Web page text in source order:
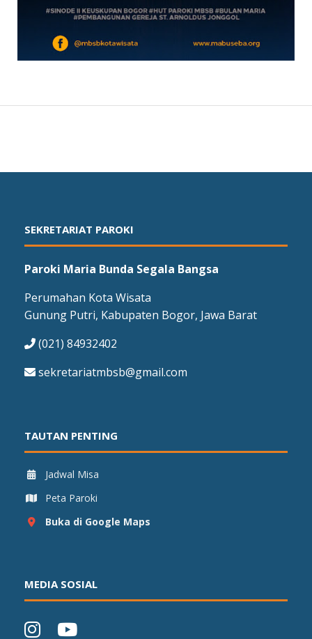
SEKRETARIAT PAROKI
Paroki Maria Bunda Segala Bangsa
Perumahan Kota Wisata
Gunung Putri, Kabupaten Bogor, Jawa Barat
(021) 84932402
sekretariatmbsb@gmail.com
TAUTAN PENTING
Jadwal Misa
Peta Paroki
Buka di Google Maps
MEDIA SOSIAL